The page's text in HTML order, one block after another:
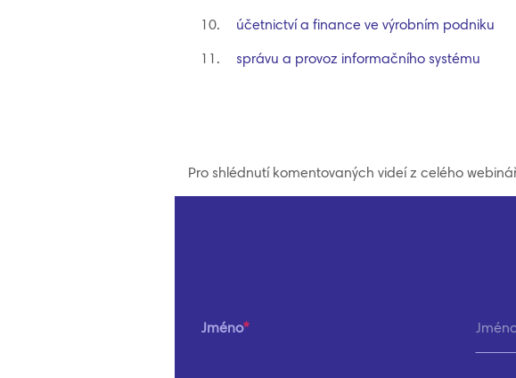
účetnictví a finance ve výrobním podniku
správu a provoz informačního systému
Pro shlédnutí komentovaných videí z celého
Jméno